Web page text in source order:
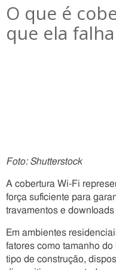
O que é
que ela
Foto: Shutterstock
A cobertura Wi-Fi
força suficiente para
travamentos e
Em ambientes
fatores como tamanho
tipo de construção,